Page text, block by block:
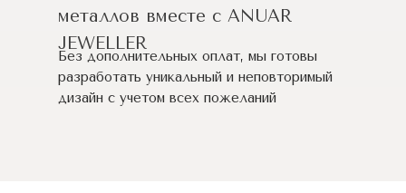
металлов вместе с ANUAR
JEWELLER
Без дополнительных оплат, мы готовы
разработать уникальный и неповторимый
дизайн c учетом всех пожеланий